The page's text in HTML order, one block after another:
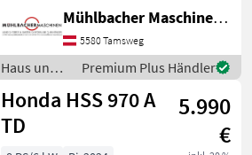
Raupenlaufwerk -
Betriebsstundenzähler -
Fräshöheneinstellung -
Scheinwerfer - Elektrost
Mühlbacher Maschinen GmbH
5580 Tamsweg
Haus und
Garten /
Honda
Premium Plus Händler
Honda HSS 970 A
TD
5.990
€